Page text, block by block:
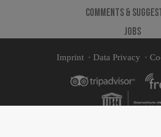
Comments &
Jobs
Imprint Data Privacy